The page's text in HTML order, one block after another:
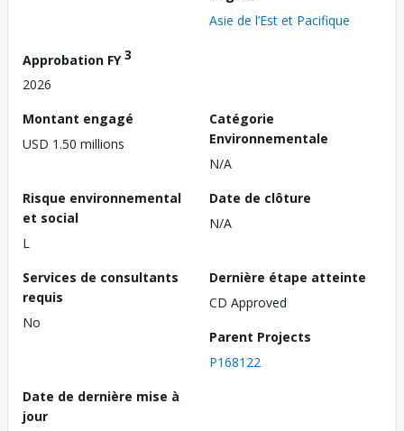
Asie de l’Est et Pacifique
Approbation FY3
2026
Montant engagé
USD 1.50 millions
Catégorie
Environnementale
N/A
Risque environnemental
et social
L
Date de clôture
N/A
Services de consultants
requis
No
Dernière étape atteinte
CD Approved
Parent Projects
P168122
Date de dernière mise à
jour